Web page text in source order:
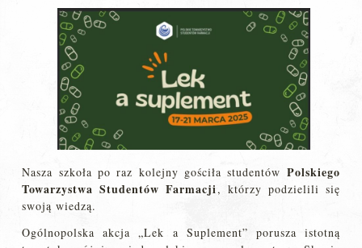
Nasza szkoła po raz kolejny gościła studentów Polskiego
Towarzystwa Studentów Farmacji, którzy podzielili się
swoją wiedzą.
Ogólnopolska akcja „Lek a Suplement” porusza istotną